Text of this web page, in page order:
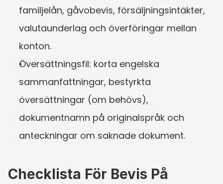
familjelån, gåvobevis, försäljningsintäkter,
valutaunderlag och överföringar mellan
konton.
Översättningsfil: korta engelska
sammanfattningar, bestyrkta
översättningar (om behövs),
dokumentnamn på originalspråk och
anteckningar om saknade dokument.
Checklista För Bevis På